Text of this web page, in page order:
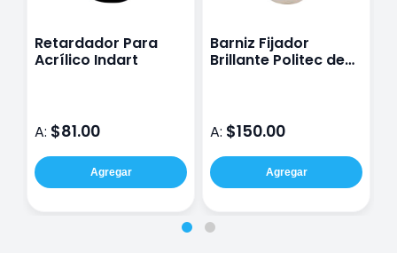
Retardador Para
Acrílico Indart
A: $81.00
Agregar
Barniz Fijador
Brillante Politec de
A: $150.00
Agregar